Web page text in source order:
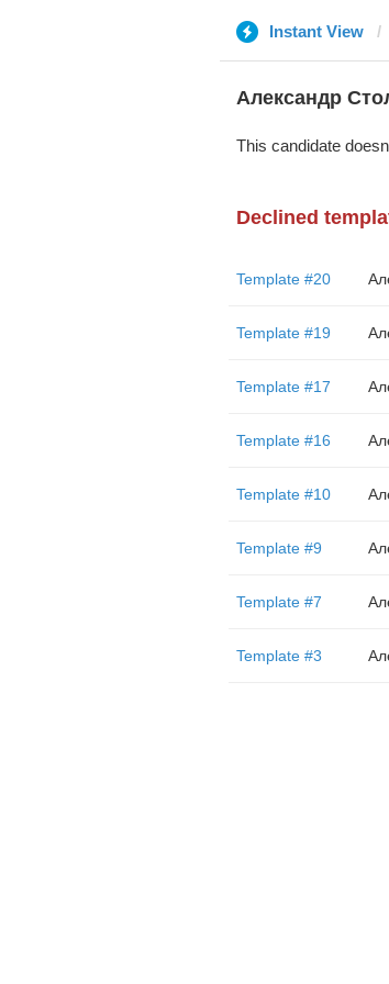
Instant View
Александр
This candidate
Declined
Template #20
Template #19
Template #17
Template #16
Template #10
Template #9
Template #7
Template #3